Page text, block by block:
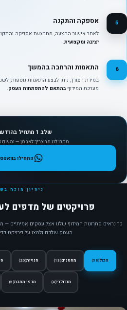
5 אספקה והתקנה
לאחר אישור ההצעה, מתבצעת אספקה
יציבה ומקצועית.
6 התאמות והרחבה בהמשך
במידת הצורך, ניתן לבצע התאמות נוספות,
מערכת המידוףבהתאם להתפתחות העסק.
שלב 1 מתחיל בהודעה אחת.
ספרו לנו מה צריך לאחסן — ומשם
התחילו
ניסיון מוכח
פרויקטים של מדפים
כך נראים פתרונות המידוף שלנו אצל עסקים אמיתיים —
העסק שלכם ולחצו על פרויקט
הכול(58) מחסנים(13) חנויות(20)
מודולרי(4) מדפי מתכת(5)